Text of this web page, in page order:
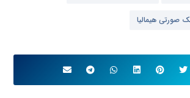
صورتی هیمالیا